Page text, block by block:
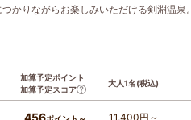
かりながらお楽しみいただける剣淵温泉。
加算予定ポイント
加算予定スコア
大人1名(税込)
11,400円～